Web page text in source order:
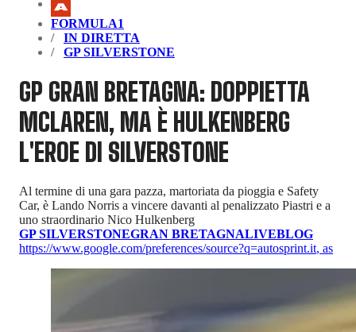
FORMULA1
IN DIRETTA
GP SILVERSTONE
GP GRAN BRETAGNA: DOPPIETTA
MCLAREN, MA È HULKENBERG
L'EROE DI SILVERSTONE
Al termine di una gara pazza, martoriata da pioggia e Safety
Car, è Lando Norris a vincere davanti al penalizzato Piastri e a
uno straordinario Nico Hulkenberg
GP SILVERSTONEGRAN BRETAGNALIVEBLOG
https://www.google.com/preferences/source?q=autosprint.it, as